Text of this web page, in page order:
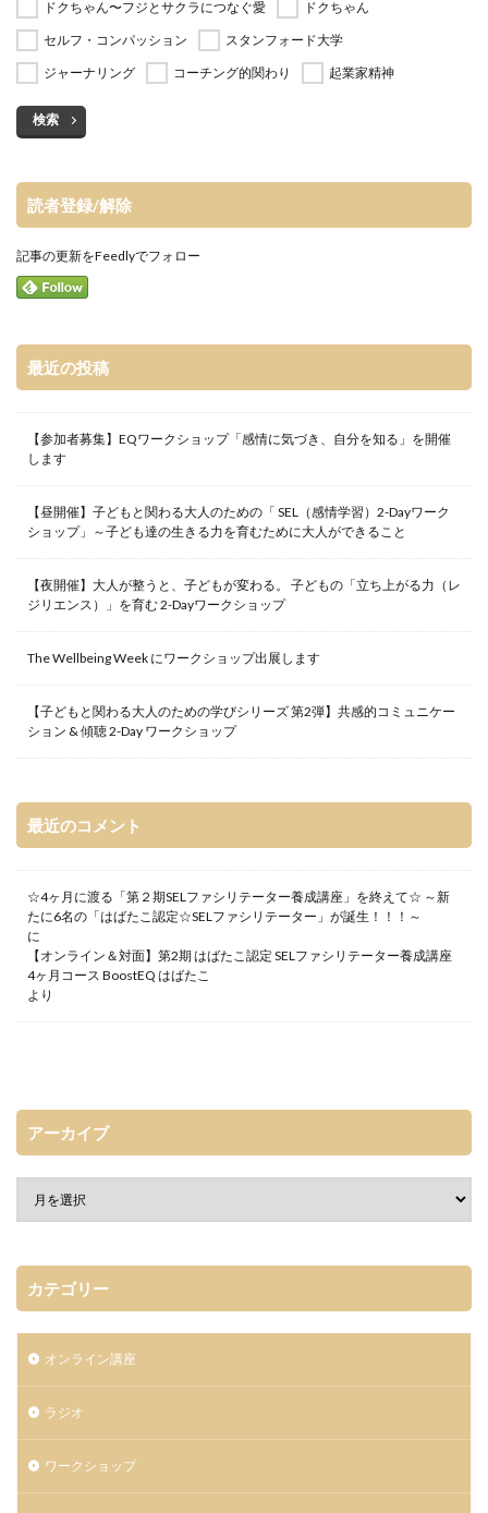
ドクちゃん〜フジとサクラにつなぐ愛
ドクちゃん
セルフ・コンパッション
スタンフォード大学
ジャーナリング
コーチング的関わり 起業家精神
検索
読者登録/解除
記事の更新をFeedlyでフォロー
最近の投稿
【参加者募集】EQワークショップ「感情に気づき、自分を知る」を開催
します
【昼開催】子どもと関わる大人のための「 SEL（感情学習）2-Dayワーク
ショップ」～子ども達の生きる力を育むために大人ができること
【夜開催】大人が整うと、子どもが変わる。 子どもの「立ち上がる力（レ
ジリエンス）」を育む 2-Dayワークショップ
The Wellbeing Week にワークショップ出展します
【子どもと関わる大人のための学びシリーズ 第2弾】共感的コミュニケー
ション & 傾聴 2-Day ワークショップ
最近のコメント
☆4ヶ月に渡る「第２期SELファシリテーター養成講座」を終えて☆ ～新
たに6名の「はばたこ認定☆SELファシリテーター」が誕生！！！～
に
【オンライン＆対面】第2期 はばたこ認定 SELファシリテーター養成講座
4ヶ月コース BoostEQ はばたこ
より
アーカイブ
カテゴリー
オンライン講座
ラジオ
ワークショップ